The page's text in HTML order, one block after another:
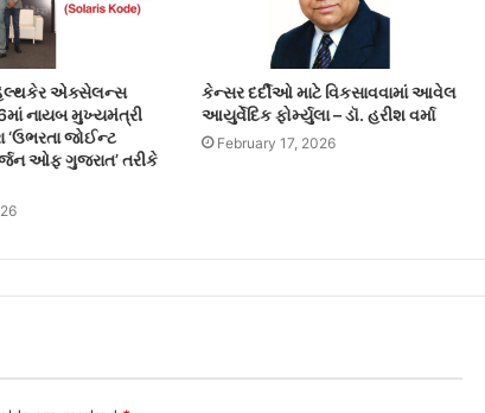
હેલ્થકેર એક્સેલન્સ
નાયબ મુખ્યમંત્રી
‘ઉભરતા જોઈન્ટ
ઓફ ગુજરાત’ તરીકે
કેન્સર દર્દીઓ માટે વિકસાવવામાં આવેલ
આયુર્વેદિક ફોર્મ્યુલા – ડૉ. હરીશ વર્મા
February 17, 2026